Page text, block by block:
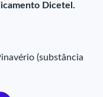
Dicetel.
(substância